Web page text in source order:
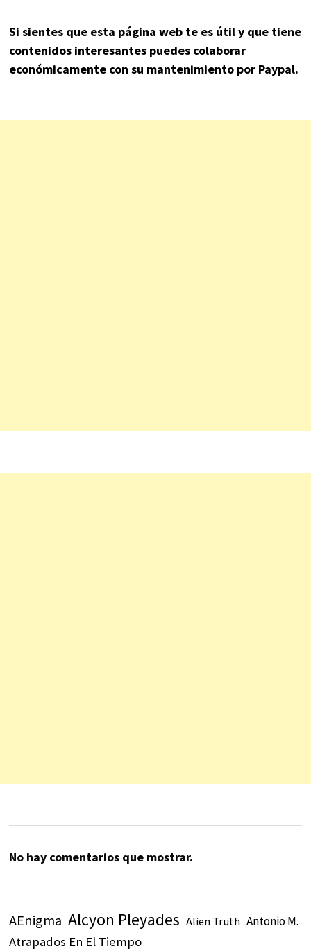
Si sientes que esta página web te es útil y que tiene
contenidos interesantes puedes colaborar
económicamente con su mantenimiento por Paypal.
No hay comentarios que mostrar.
AEnigma Alcyon Pleyades Alien Truth Antonio M.
Atrapados En El Tiempo